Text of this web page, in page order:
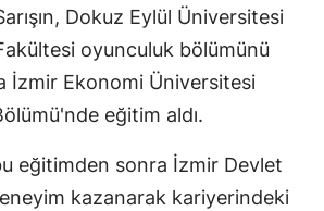
Dokuz Eylül Üniversitesi
oyunculuk bölümünü
İzmir Ekonomi Üniversitesi
eğitim aldı.
eğitimden sonra İzmir Devlet
kazanarak kariyerindeki